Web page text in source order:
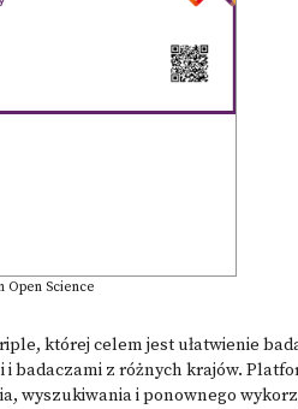
Open Science
, której celem jest ułatwienie
badaczami z różnych krajów.
wyszukiwania i ponownego